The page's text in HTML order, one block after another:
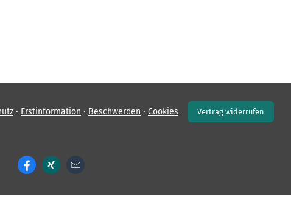
· Erstinformation · Beschwerden · Cookies Vertrag widerrufen